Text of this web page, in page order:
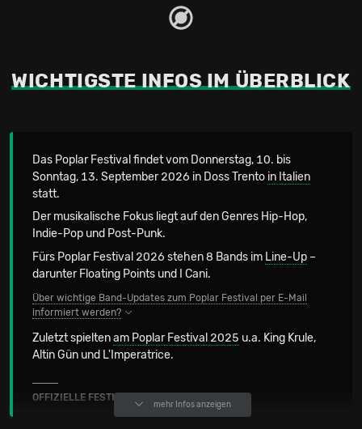
WICHTIGSTE INFOS IM ÜBERBLICK
Das Poplar Festival findet vom Donnerstag, 10. bis
Sonntag, 13. September 2026 in Doss Trento in Italien
statt.
Der musikalische Fokus liegt auf den Genres Hip-Hop,
Indie-Pop und Post-Punk.
Fürs Poplar Festival 2026 stehen 8 Bands im Line-Up –
darunter Floating Points und I Cani.
Über wichtige Band-Updates zum Poplar Festival per E-Mail
informiert werden?
Zuletzt spieltenam Poplar Festival 2025 u.a. King Krule,
Altin Gün und L'Imperatrice.
OFFIZIELLE FESTIVALKANÄLE
mehr Infos anzeigen